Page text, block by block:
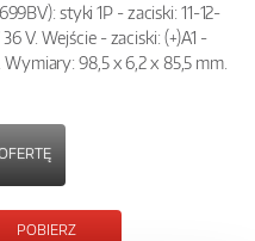
styki 1P - zaciski: 11-12-
V. Wejście - zaciski: (+)A1 -
98,5 x 6,2 x 85,5 mm.
POBIERZ